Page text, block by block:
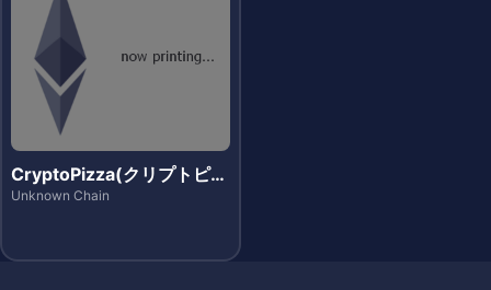
CryptoPizza(クリプトピッ
ツァ)
Unknown Chain